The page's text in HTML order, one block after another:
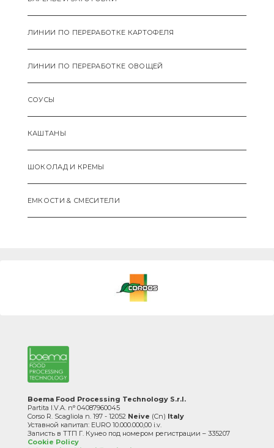
ЛИНИИ ПО ПЕРЕРАБОТКЕ КАРТОФЕЛЯ
ЛИНИИ ПО ПЕРЕРАБОТКЕ ОВОЩЕЙ
СОУСЫ
КАШТАНЫ
ШОКОЛАД И КРЕМЫ
ЕМКОСТИ & СМЕCИТЕЛИ
Boema Food Processing Technology S.r.l.
Partita I.V.A. n° 04087960045
Corso R. Scagliola n. 197 - 12052 Neive (Cn) Italy
Уставной капитал: EURO 10.000.000,00 i.v.
Записть в ТТП Г. Кунео под номером регистрации – 335207
Cookie Policy